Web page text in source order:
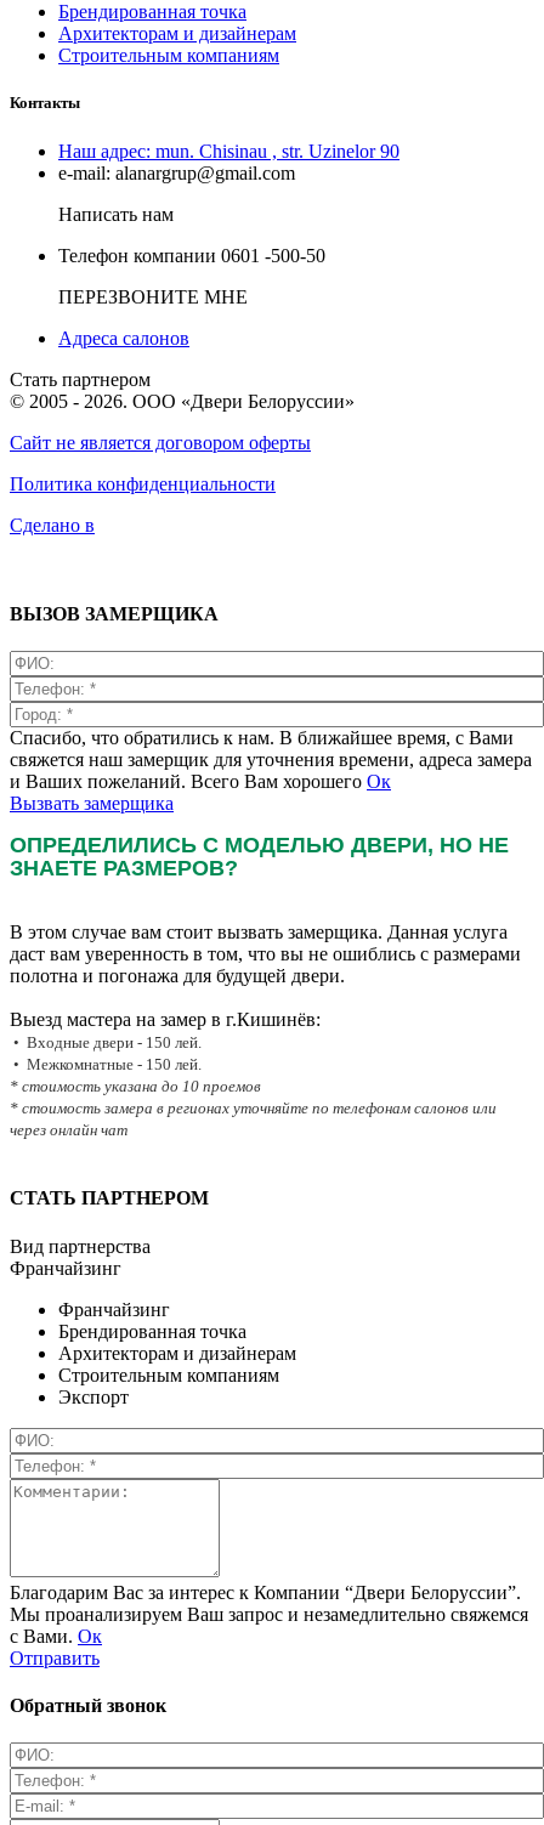
Брендированная точка
Архитекторам и дизайнерам
Строительным компаниям
Контакты
Наш адрес: mun. Chisinau , str. Uzinelor 90
e-mail: alanargrup@gmail.com
Написать нам
Телефон компании 0601 -500-50
ПЕРЕЗВОНИТЕ МНЕ
Адреса салонов
Стать партнером
© 2005 - 2026. ООО «Двери Белоруссии»
Сайт не является договором оферты
Политика конфиденциальности
Сделано в
ВЫЗОВ ЗАМЕРЩИКА
Спасибо, что обратились к нам. В ближайшее время, с Вами
свяжется наш замерщик для уточнения времени, адреса замера
и Ваших пожеланий. Всего Вам хорошего Ок
Вызвать замерщика
ОПРЕДЕЛИЛИСЬ С МОДЕЛЬЮ ДВЕРИ, НО НЕ
ЗНАЕТЕ РАЗМЕРОВ?
В этом случае вам стоит вызвать замерщика. Данная услуга
даст вам уверенность в том, что вы не ошиблись с размерами
полотна и погонажа для будущей двери.
Выезд мастера на замер в г.Кишинёв:
• Входные двери - 150 лей.
• Межкомнатные - 150 лей.
* стоимость указана до 10 проемов
* стоимость замера в регионах уточняйте по телефонам салонов или
через онлайн чат
СТАТЬ ПАРТНЕРОМ
Вид партнерства
Франчайзинг
Франчайзинг
Брендированная точка
Архитекторам и дизайнерам
Строительным компаниям
Экспорт
Благодарим Вас за интерес к Компании “Двери Белоруссии”.
Мы проанализируем Ваш запрос и незамедлительно свяжемся
с Вами. Ок
Отправить
Обратный звонок